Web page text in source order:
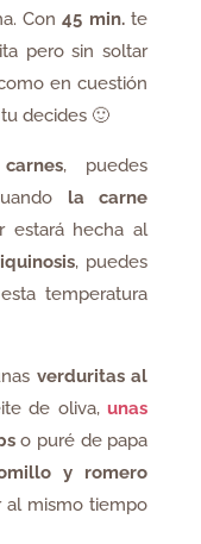
Con45 min.te
pero sin soltar
en cuestión
decides 🙂
, puedes
la carne
estará hecha al
, puedes
temperatura
verduritas al
de oliva, unas
o puré de papa
y romero
mismo tiempo